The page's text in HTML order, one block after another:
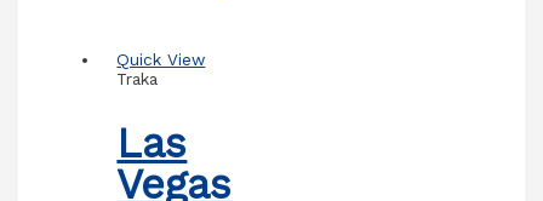
Quick View
Traka
Las
Vegas